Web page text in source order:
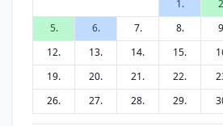
1.
5.
6. 7. 8.
12.
13. 14. 15.
19.
20. 21. 22.
26.
27. 28. 29.